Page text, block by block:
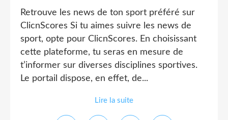
Retrouve les news de ton sport préféré sur
ClicnScores Si tu aimes suivre les news de
sport, opte pour ClicnScores. En choisissant
cette plateforme, tu seras en mesure de
t’informer sur diverses disciplines sportives.
Le portail dispose, en effet, de...
Lire la suite